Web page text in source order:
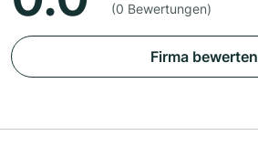
(0 Bewertungen)
Firma bewerten